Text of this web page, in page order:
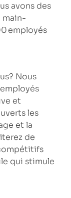
avons des
main-
employés
Nous
et
les
et la
de
qui stimule